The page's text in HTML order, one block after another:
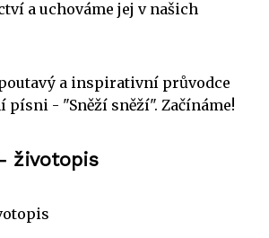
a uchováme jej v našich
a inspirativní průvodce
písni - "Sněží sněží". Začínáme!
životopis